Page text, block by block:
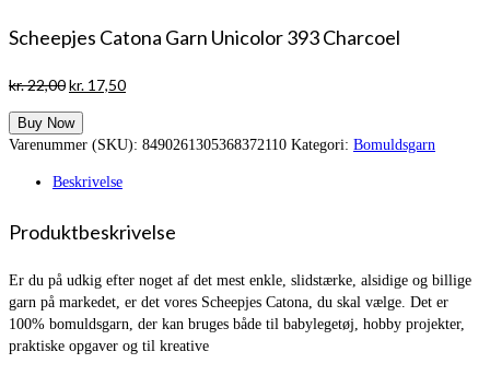
Scheepjes Catona Garn Unicolor 393 Charcoel
kr.22,00Den
pris
var:
kr. 17,50Den
er:
Buy Now
Varenummer (SKU): 8490261305368372110 Kategori: Bomuldsgarn
Beskrivelse
Produktbeskrivelse
Er du på udkig efter noget af det mest enkle, slidstærke, alsidige og billige
garn på markedet, er det vores Scheepjes Catona, du skal vælge. Det er
100% bomuldsgarn, der kan bruges både til babylegetøj, hobby projekter,
praktiske opgaver og til kreative